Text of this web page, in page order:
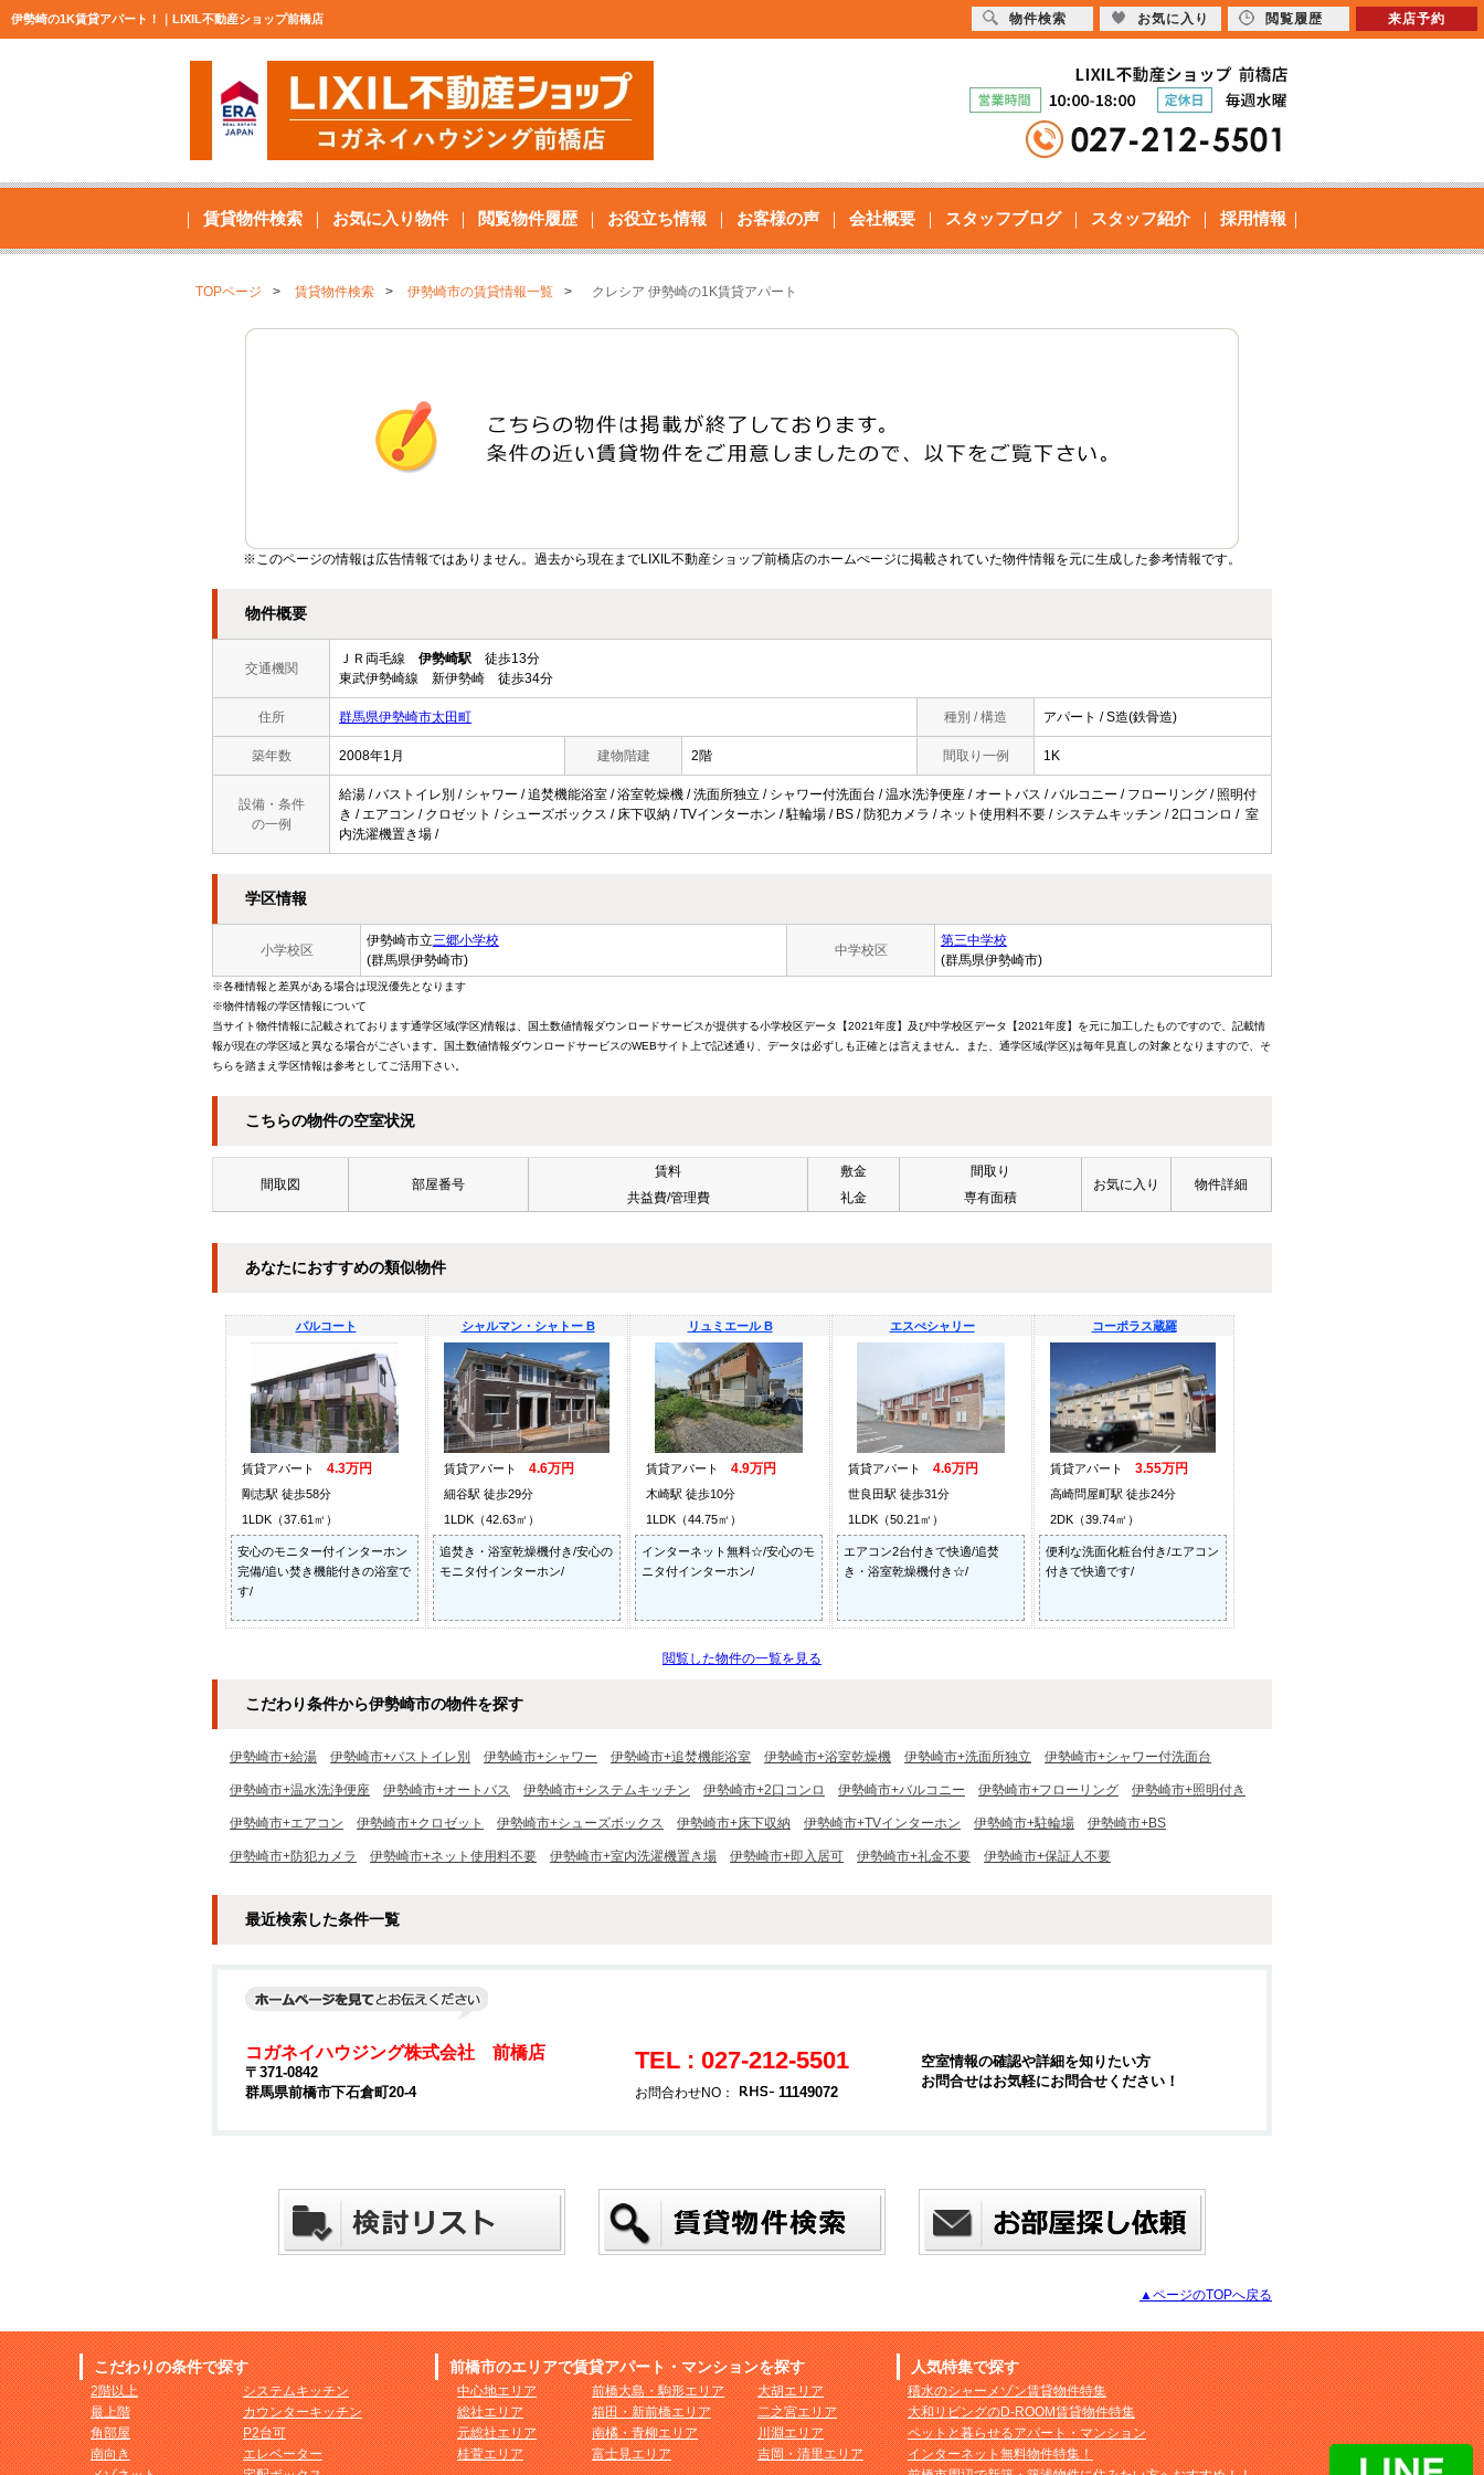
伊勢崎の1K賃貸アパート！｜LIXIL不動産ショップ前橋店
賃貸物件検索 お気に入り物件 閲覧物件履歴 お役立ち情報 お客様の声 会社概要 スタッフブログ スタッフ紹介 採用情報
TOPページ 賃貸物件検索 伊勢崎市の賃貸情報一覧 クレシア 伊勢崎の1K賃貸アパート
※このページの情報は広告情報ではありません。過去から現在までLIXIL不動産ショップ前橋店のホームぺージに掲載されていた物件情報を元に生成した参考情報です。
物件概要
交通機関
ＪＲ両毛線 伊勢崎駅 徒歩13分
東武伊勢崎線 新伊勢崎 徒歩34分
住所 群馬県伊勢崎市太田町 種別 / 構造 アパート / S造(鉄骨造)
築年数 2008年1月 建物階建 2階 間取り一例 1K
設備・条件
の一例
給湯 / バストイレ別 / シャワー / 追焚機能浴室 / 浴室乾燥機 / 洗面所独立 / シャワー付洗面台 / 温水洗浄便座 / オートバス / バルコニー / フローリング / 照明付
き / エアコン / クロゼット / シューズボックス / 床下収納 / TVインターホン / 駐輪場 / BS / 防犯カメラ / ネット使用料不要 / システムキッチン / 2口コンロ / 室
内洗濯機置き場 /
学区情報
小学校区
伊勢崎市立三郷小学校
(群馬県伊勢崎市)
中学校区
第三中学校
(群馬県伊勢崎市)
※各種情報と差異がある場合は現況優先となります
※物件情報の学区情報について
当サイト物件情報に記載されております通学区域(学区)情報は、国土数値情報ダウンロードサービスが提供する小学校区データ【2021年度】及び中学校区データ【2021年度】を元に加工したものですので、記載情
報が現在の学区域と異なる場合がございます。国土数値情報ダウンロードサービスのWEBサイト上で記述通り、データは必ずしも正確とは言えません。また、通学区域(学区)は毎年見直しの対象となりますので、そ
ちらを踏まえ学区情報は参考としてご活用下さい。
こちらの物件の空室状況
間取図 部屋番号
賃料
共益費/管理費
敷金
礼金
間取り
専有面積
お気に入り 物件詳細
あなたにおすすめの類似物件
パルコート
賃貸アパート 4.3万円
剛志駅 徒歩58分
1LDK（37.61㎡）
安心のモニター付インターホン
完備/追い焚き機能付きの浴室で
す/
シャルマン・シャトー B
賃貸アパート 4.6万円
細谷駅 徒歩29分
1LDK（42.63㎡）
追焚き・浴室乾燥機付き/安心の
モニタ付インターホン/
リュミエール B
賃貸アパート 4.9万円
木崎駅 徒歩10分
1LDK（44.75㎡）
インターネット無料☆/安心のモ
ニタ付インターホン/
エスぺシャリー
賃貸アパート 4.6万円
世良田駅 徒歩31分
1LDK（50.21㎡）
エアコン2台付きで快適/追焚
き・浴室乾燥機付き☆/
コーポラス蔵羅
賃貸アパート 3.55万円
高崎問屋町駅 徒歩24分
2DK（39.74㎡）
便利な洗面化粧台付き/エアコン
付きで快適です/
閲覧した物件の一覧を見る
こだわり条件から伊勢崎市の物件を探す
伊勢崎市+給湯 伊勢崎市+バストイレ別 伊勢崎市+シャワー 伊勢崎市+追焚機能浴室 伊勢崎市+浴室乾燥機 伊勢崎市+洗面所独立 伊勢崎市+シャワー付洗面台
伊勢崎市+温水洗浄便座 伊勢崎市+オートバス 伊勢崎市+システムキッチン 伊勢崎市+2口コンロ 伊勢崎市+バルコニー 伊勢崎市+フローリング 伊勢崎市+照明付き
伊勢崎市+エアコン 伊勢崎市+クロゼット 伊勢崎市+シューズボックス 伊勢崎市+床下収納 伊勢崎市+TVインターホン 伊勢崎市+駐輪場 伊勢崎市+BS
伊勢崎市+防犯カメラ 伊勢崎市+ネット使用料不要 伊勢崎市+室内洗濯機置き場 伊勢崎市+即入居可 伊勢崎市+礼金不要 伊勢崎市+保証人不要
最近検索した条件一覧
コガネイハウジング株式会社 前橋店
〒371-0842
群馬県前橋市下石倉町20-4
TEL : 027-212-5501
お問合わせNO： 11149072
空室情報の確認や詳細を知りたい方
お問合せはお気軽にお問合せください！
▲ページのTOPへ戻る
こだわりの条件で探す
2階以上
最上階
角部屋
南向き
システムキッチン
カウンターキッチン
P2台可
エレベーター
前橋市のエリアで賃貸アパート・マンションを探す
中心地エリア
総社エリア
元総社エリア
桂萱エリア
前橋大島・駒形エリア
箱田・新前橋エリア
南橘・青柳エリア
富士見エリア
大胡エリア
二之宮エリア
川淵エリア
吉岡・清里エリア
人気特集で探す
積水のシャーメゾン賃貸物件特集
大和リビングのD-ROOM賃貸物件特集
ペットと暮らせるアパート・マンション
インターネット無料物件特集！
物件検索 お気に入り 閲覧履歴 来店予約